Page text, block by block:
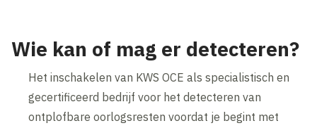
Wie kan of mag er detecteren?
Het inschakelen van KWS OCE als specialistisch en
gecertificeerd bedrijf voor het detecteren van
ontplofbare oorlogsresten voordat je begint met